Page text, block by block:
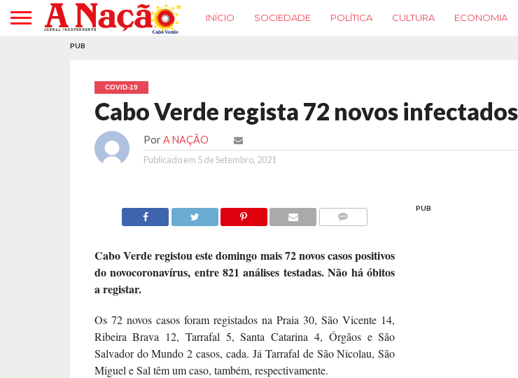
INÍCIO SOCIEDADE POLÍTICA CULTURA ECONOMIA
PUB
COVID-19
Cabo Verde regista 72 novos infectados
Por A NAÇÃO
Publicado em 5 de Setembro, 2021
Cabo Verde registou este domingo mais 72 novos casos positivos
do novocoronavírus, entre 821 análises testadas. Não há óbitos
a registar.
Os 72 novos casos foram registados na Praia 30, São Vicente 14,
Ribeira Brava 12, Tarrafal 5, Santa Catarina 4, Órgãos e São
Salvador do Mundo 2 casos, cada. Já Tarrafal de São Nicolau, São
Miguel e Sal têm um caso, também, respectivamente.
PUB